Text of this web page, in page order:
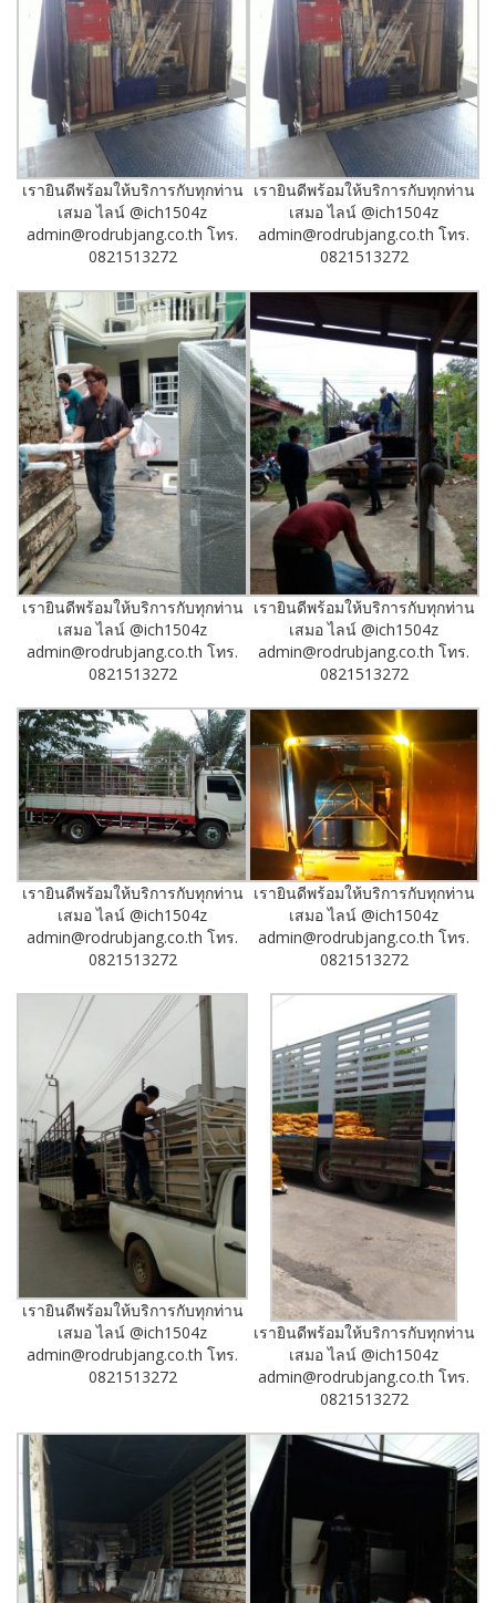
เรายินดีพร้อมให้บริการกับทุกท่าน
เสมอ ไลน์ @ich1504z
admin@rodrubjang.co.th โทร.
0821513272
เรายินดีพร้อมให้บริการกับทุกท่าน
เสมอ ไลน์ @ich1504z
admin@rodrubjang.co.th โทร.
0821513272
เรายินดีพร้อมให้บริการกับทุกท่าน
เสมอ ไลน์ @ich1504z
admin@rodrubjang.co.th โทร.
0821513272
เรายินดีพร้อมให้บริการกับทุกท่าน
เสมอ ไลน์ @ich1504z
admin@rodrubjang.co.th โทร.
0821513272
เรายินดีพร้อมให้บริการกับทุกท่าน
เสมอ ไลน์ @ich1504z
admin@rodrubjang.co.th โทร.
0821513272
เรายินดีพร้อมให้บริการกับทุกท่าน
เสมอ ไลน์ @ich1504z
admin@rodrubjang.co.th โทร.
0821513272
เรายินดีพร้อมให้บริการกับทุกท่าน
เสมอ ไลน์ @ich1504z
admin@rodrubjang.co.th โทร.
0821513272
เรายินดีพร้อมให้บริการกับทุกท่าน
เสมอ ไลน์ @ich1504z
admin@rodrubjang.co.th โทร.
0821513272